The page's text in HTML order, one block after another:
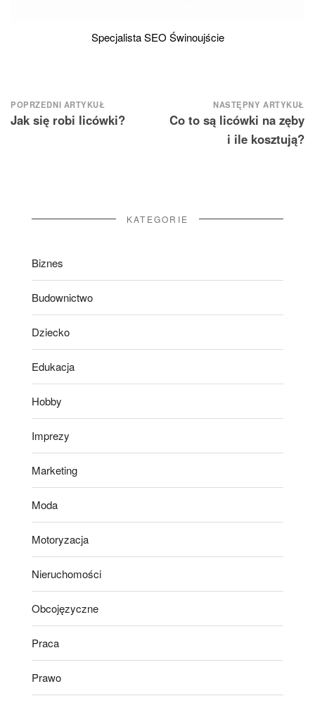
Specjalista SEO Świnoujście
Nawigacja
wpisu
POPRZEDNI ARTYKUŁ
Jak się robi licówki?
NASTĘPNY ARTYKUŁ
Co to są licówki na zęby
i ile kosztują?
KATEGORIE
Biznes
Budownictwo
Dziecko
Edukacja
Hobby
Imprezy
Marketing
Moda
Motoryzacja
Nieruchomości
Obcojęzyczne
Praca
Prawo